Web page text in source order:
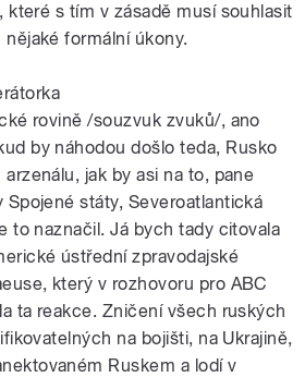
které s tím v zásadě musí souhlasit
formální úkony.
rovině /souzvuk zvuků/, ano
by náhodou došlo teda, Rusko
jak by asi na to, pane
Spojené státy, Severoatlantická
to naznačil. Já bych tady citovala
ústřední zpravodajské
který v rozhovoru pro ABC
ta reakce. Zničení všech ruských
na bojišti, na Ukrajině,
Ruskem a lodí v